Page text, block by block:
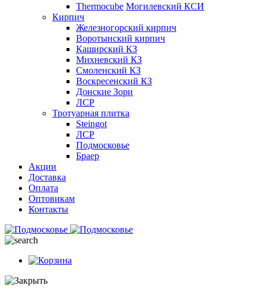
Thermocube Могилевский КСИ
Кирпич
Железногорский кирпич
Воротынский кирпич
Каширский КЗ
Михневский КЗ
Смоленский КЗ
Воскресенский КЗ
Донские Зори
ЛСР
Тротуарная плитка
Steingot
ЛСР
Подмосковье
Браер
Акции
Доставка
Оплата
Оптовикам
Контакты